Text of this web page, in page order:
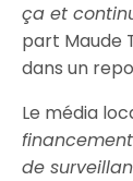
ça et
part Maude
dans un
Le média
de